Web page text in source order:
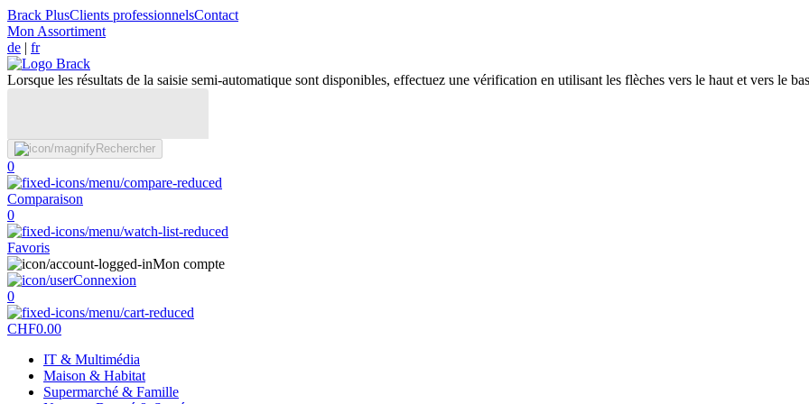
Brack PlusClients professionnelsContact
Mon Assortiment
de | fr
Lorsque les résultats de la saisie semi-automatique sont disponibles, effectuez une vérification en utilisant les flèches vers le haut et vers le
Rechercher
0
Comparaison
0
Favoris
Mon compte
Connexion
0
CHF0.00
IT & Multimédia
Maison & Habitat
Supermarché & Famille